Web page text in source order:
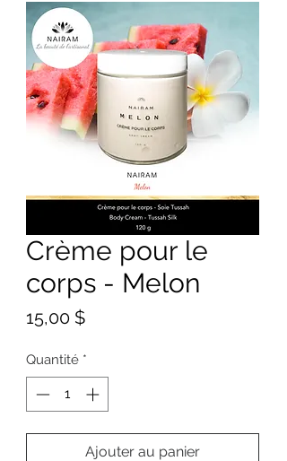
Crème pour le
corps - Melon
15,00 $Prix
Quantité *
Ajouter au panier